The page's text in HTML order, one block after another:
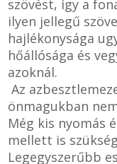
szövést, így a
ilyen jellegű
hajlékonysága
hőállósága és
azoknál.
Az
önmagukban
Még kis nyomás
mellett is
Legegyszerűbb